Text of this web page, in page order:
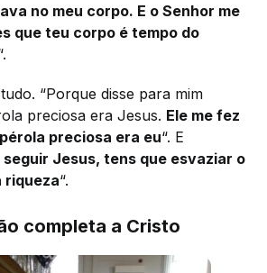
no meu corpo. E o Senhor me
que teu corpo é tempo do
“Porque disse para mim
preciosa era Jesus. Ele me fez
preciosa era eu“. E
seguir Jesus, tens que esvaziar o
riqueza“.
completa a Cristo